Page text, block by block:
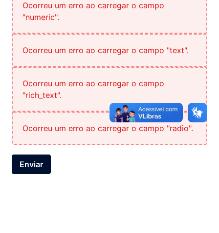
Ocorreu um erro ao carregar o campo
"numeric".
Ocorreu um erro ao carregar o campo "text".
Ocorreu um erro ao carregar o campo
"rich_text".
Ocorreu um erro ao carregar o campo "radio".
Enviar